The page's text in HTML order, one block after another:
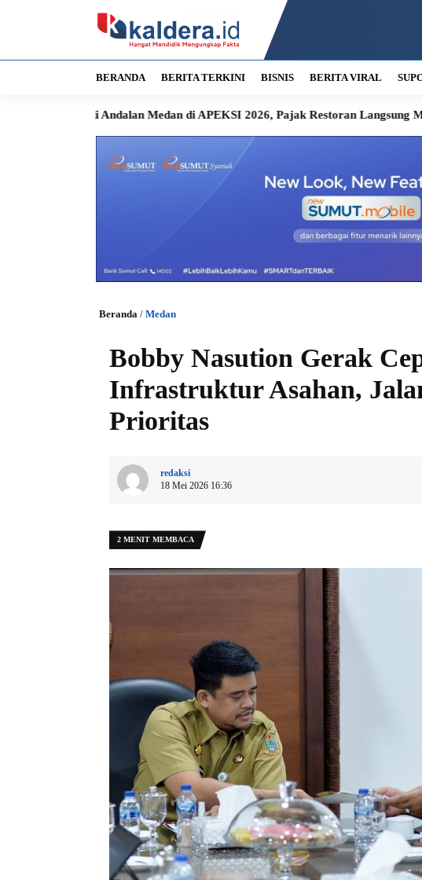
BERANDA BERITA TERKINI BISNIS BERITA VIRAL
Andalan Medan di APEKSI 2026, Pajak Restoran Langsung Masuk Kas Daerah
Beranda / Medan
Bobby Nasution Gerak
Infrastruktur Asahan,
Prioritas
redaksi
18 Mei 2026 16:36
2 MENIT MEMBACA